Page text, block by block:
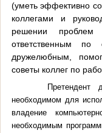
(уметь эффективно
коллегами и
решении проблем
ответственным по
дружелюбным,
советы коллег по
Претендент
необходимом для
владение
необходимым